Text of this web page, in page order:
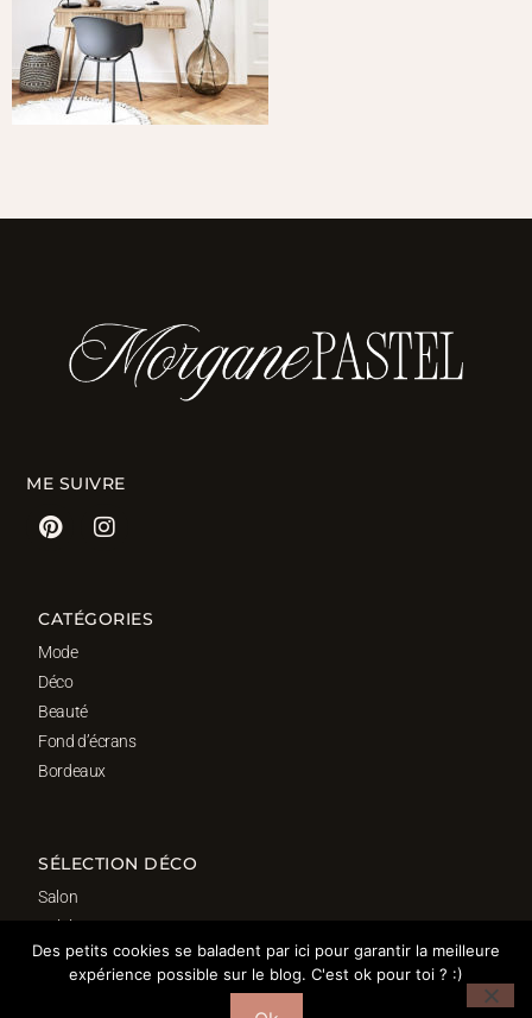
ME SUIVRE
CATÉGORIES
Mode
Déco
Beauté
Fond d’écrans
Bordeaux
SÉLECTION DÉCO
Salon
Cuisine
Salle de bain
Chambre
Des petits cookies se baladent par ici pour garantir la meilleure
expérience possible sur le blog. C'est ok pour toi ? :)